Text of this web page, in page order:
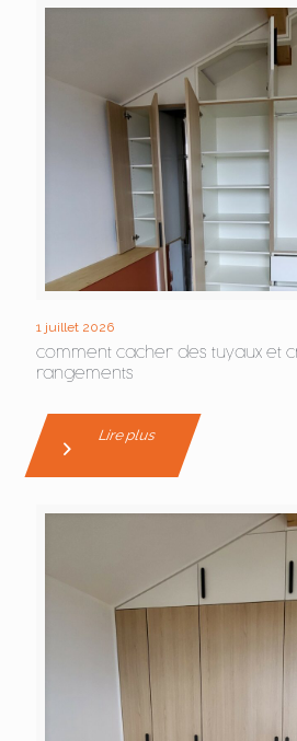
1 juillet 2026
comment cacher des tuyaux et
rangements
Lire plus